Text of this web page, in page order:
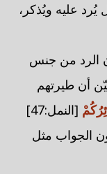
يُرد عليه ويُذكر،
الرد من جنس
أن طيرتهم
[النمل:47]
الجواب مثل